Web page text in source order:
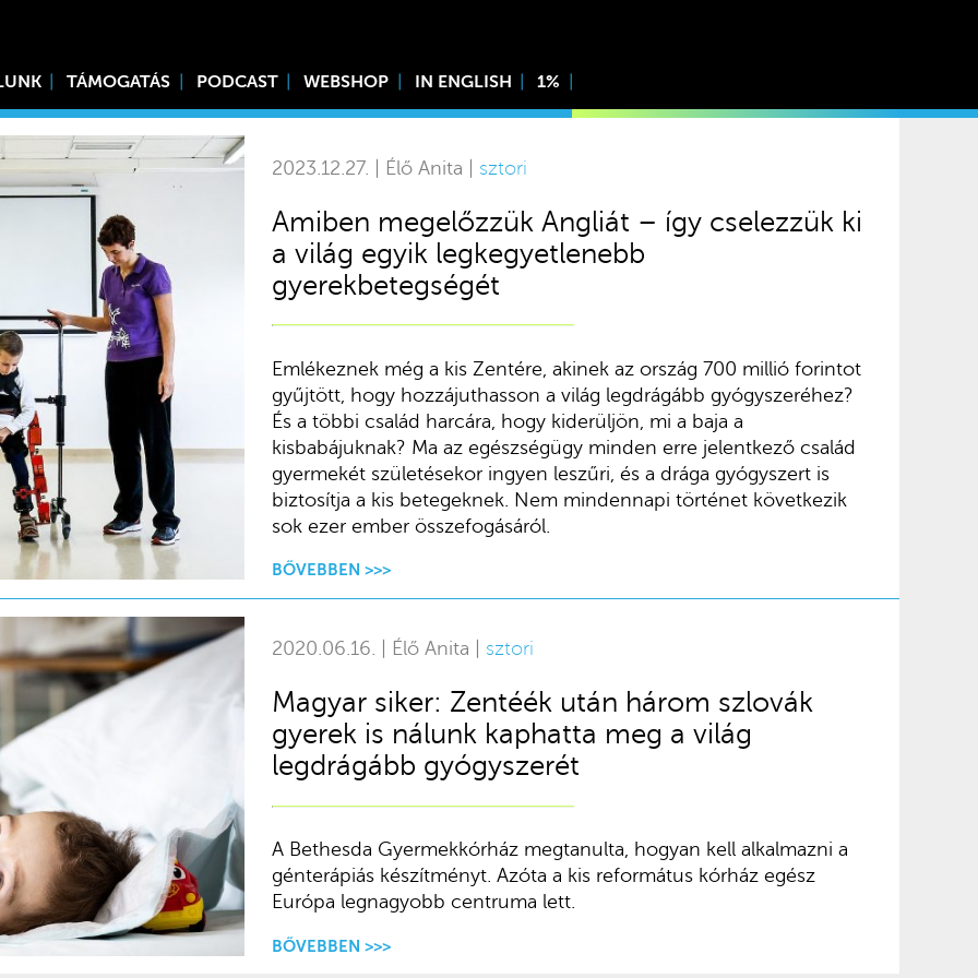
TÁMOGATÁS PODCAST WEBSHOP IN ENGLISH 1%
2023.12.27. | Élő Anita | sztori
Amiben megelőzzük Angliát – így cselezzük ki
a világ egyik legkegyetlenebb
gyerekbetegségét
Emlékeznek még a kis Zentére, akinek az ország 700 millió forintot
gyűjtött, hogy hozzájuthasson a világ legdrágább gyógyszeréhez?
És a többi család harcára, hogy kiderüljön, mi a baja a
kisbabájuknak? Ma az egészségügy minden erre jelentkező család
gyermekét születésekor ingyen leszűri, és a drága gyógyszert is
biztosítja a kis betegeknek. Nem mindennapi történet következik
sok ezer ember összefogásáról.
BŐVEBBEN >>>
2020.06.16. | Élő Anita | sztori
Magyar siker: Zentéék után három szlovák
gyerek is nálunk kaphatta meg a világ
legdrágább gyógyszerét
A Bethesda Gyermekkórház megtanulta, hogyan kell alkalmazni a
génterápiás készítményt. Azóta a kis református kórház egész
Európa legnagyobb centruma lett.
BŐVEBBEN >>>